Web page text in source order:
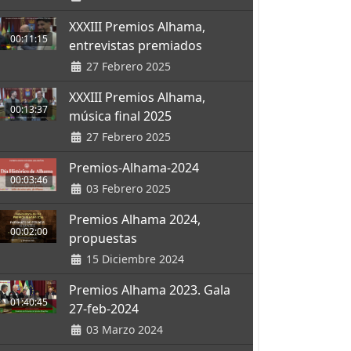
00:11:15
XXXIII Premios Alhama,
entrevistas premiados
27 Febrero 2025
00:13:37
XXXIII Premios Alhama,
música final 2025
27 Febrero 2025
00:03:46
Premios-Alhama-2024
03 Febrero 2025
00:02:00
Premios Alhama 2024,
propuestas
15 Diciembre 2024
01:40:45
Premios Alhama 2023. Gala
27-feb-2024
03 Marzo 2024